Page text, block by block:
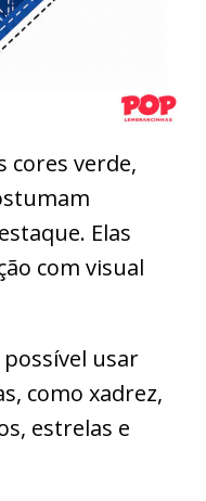
cores verde,
Elas
com visual
usar
como xadrez,
estrelas e